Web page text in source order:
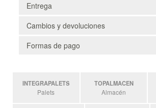
Entrega
Cambios y devoluciones
Formas de pago
INTEGRAPALETS
Palets
TOPALMACEN
Almacén